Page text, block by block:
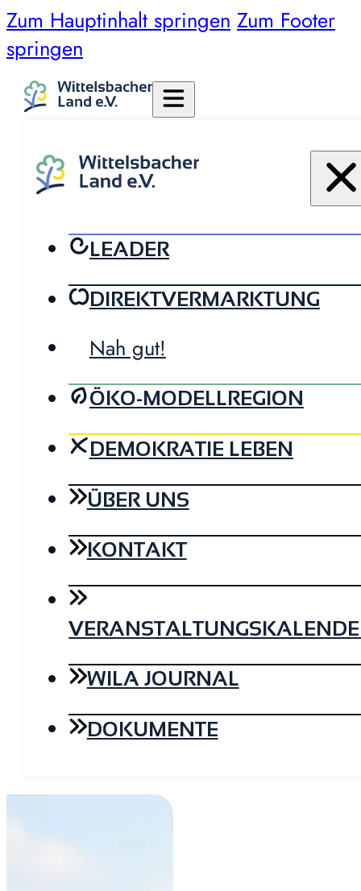
Zum Hauptinhalt springen Zum Footer
springen
LEADER
DIREKTVERMARKTUNG
Nah gut!
ÖKO-MODELLREGION
DEMOKRATIE LEBEN
ÜBER UNS
KONTAKT
WILA JOURNAL
DOKUMENTE